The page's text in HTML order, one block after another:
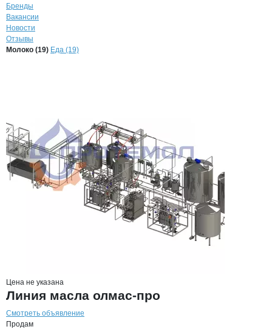
Бренды
Вакансии
Новости
Отзывы
Продукция
Навигация по продуктам
Молоко (19) Еда (19)
Цена не указана
Линия масла олмас-про
Смотреть объявление
Продам